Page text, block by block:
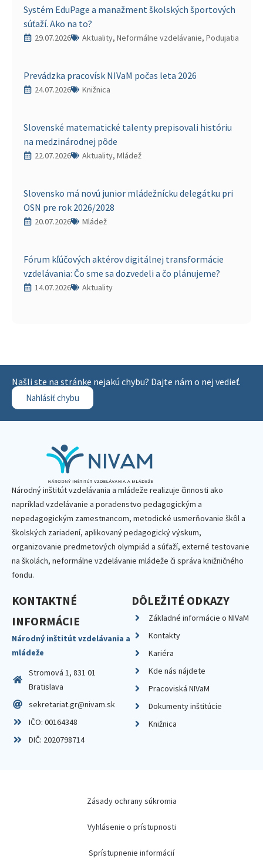
Systém EduPage a manažment školských športových
súťaží. Ako na to?
29.07.2026 Aktuality, Neformálne vzdelávanie, Podujatia
Prevádzka pracovísk NIVaM počas leta 2026
24.07.2026 Knižnica
Slovenské matematické talenty prepisovali históriu
na medzinárodnej pôde
22.07.2026 Aktuality, Mládež
Slovensko má novú junior mládežnícku delegátku pri
OSN pre rok 2026/2028
20.07.2026 Mládež
Fórum kľúčových aktérov digitálnej transformácie
vzdelávania: Čo sme sa dozvedeli a čo plánujeme?
14.07.2026 Aktuality
Našli ste na stránke nejakú chybu? Dajte nám o nej vedieť.
Nahlásiť chybu
Národný inštitút vzdelávania a mládeže realizuje činnosti ako
napríklad vzdelávanie a poradenstvo pedagogickým a
nepedagogickým zamestnancom, metodické usmerňovanie škôl a
školských zariadení, aplikovaný pedagogický výskum,
organizovanie predmetových olympiád a súťaží, externé testovanie
na školách, neformálne vzdelávanie mládeže či správa knižničného
fondu.
KONTAKTNÉ
INFORMÁCIE
Národný inštitút vzdelávania a
mládeže
Stromová 1, 831 01
Bratislava
sekretariat.gr@nivam.sk
IČO: 00164348
DIČ: 2020798714
DÔLEŽITÉ ODKAZY
Základné informácie o NIVaM
Kontakty
Kariéra
Kde nás nájdete
Pracoviská NIVaM
Dokumenty inštitúcie
Knižnica
Zásady ochrany súkromia
Vyhlásenie o prístupnosti
Sprístupnenie informácií